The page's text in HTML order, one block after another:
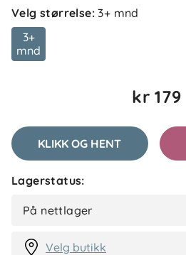
Velg størrelse:3+ mnd
3+
mnd
kr 179
KLIKK OG HENT
Lagerstatus:
På nettlager
Velg butikk
T Tonje